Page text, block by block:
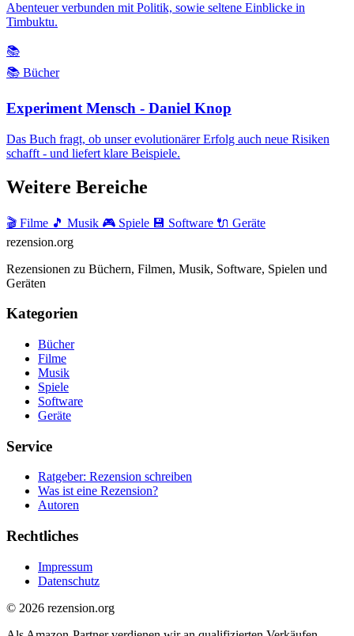
Abenteuer verbunden mit Politik, sowie seltene Einblicke in
Timbuktu.
📚
📚 Bücher
Experiment Mensch - Daniel Knop
Das Buch fragt, ob unser evolutionärer Erfolg auch neue Risiken
schafft - und liefert klare Beispiele.
Weitere Bereiche
🎬 Filme 🎵 Musik 🎮 Spiele 💾 Software 🔌 Geräte
rezension.org
Rezensionen zu Büchern, Filmen, Musik, Software, Spielen und
Geräten
Kategorien
Bücher
Filme
Musik
Spiele
Software
Geräte
Service
Ratgeber: Rezension schreiben
Was ist eine Rezension?
Autoren
Rechtliches
Impressum
Datenschutz
© 2026 rezension.org